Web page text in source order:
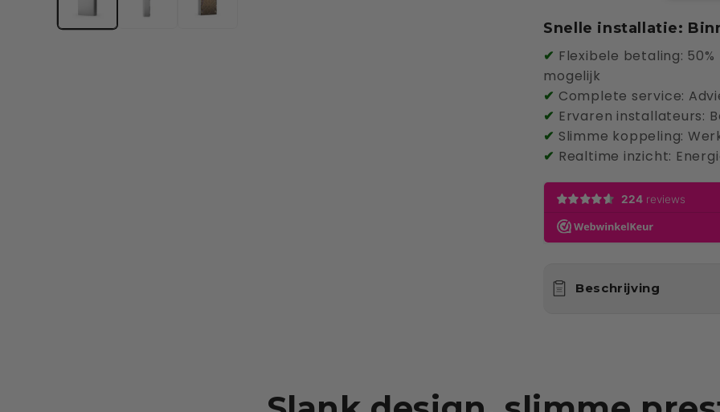
Menge
Enphase
|
IQ
Battery
5P|
gekoppeld
|
5
3
Menge
Enphase
|
IQ
Battery
5P|
5
3
Snelle installatie:
✔ Flexibele betaling:
mogelijk
✔ Complete service:
✔ Ervaren installateurs:
✔ Slimme koppeling:
✔ Realtime inzicht:
Beschrijving